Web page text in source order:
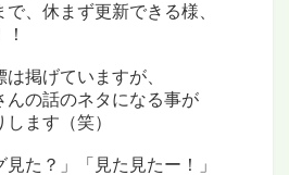
、休まず更新できる様、
掲げていますが、
んの話のネタになる事が
ます（笑）
見た？」「見た見たー！」